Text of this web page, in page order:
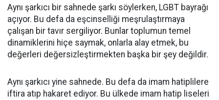
Aynı şarkıcı bir sahnede şarkı söylerken, LGBT bayrağı
açıyor. Bu defa da eşcinselliği meşrulaştırmaya
çalışan bir tavır sergiliyor. Bunlar toplumun temel
dinamiklerini hiçe saymak, onlarla alay etmek, bu
değerleri değersizleştirmekten başka bir şey değildir.
Aynı şarkıcı yine sahnede. Bu defa da imam hatiplilere
iftira atıp hakaret ediyor. Bu ülkede imam hatip liseleri